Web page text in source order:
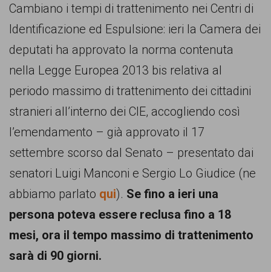
specificamente
dedicato
fenomeno
del
razzismo
curato
da
Lunaria
collaborazione
con
persone,
Cambiano i tempi di trattenimento nei Centri di
Identificazione ed Espulsione: ieri la Camera dei
deputati ha approvato la norma contenuta
nella Legge Europea 2013 bis relativa al
periodo massimo di trattenimento dei cittadini
stranieri all’interno dei CIE, accogliendo così
l’emendamento – già approvato il 17
settembre scorso dal Senato – presentato dai
senatori Luigi Manconi e Sergio Lo Giudice (ne
abbiamo parlato qui). Se fino a ieri una
persona poteva essere reclusa fino a 18
mesi, ora il tempo massimo di trattenimento
sarà di 90 giorni.